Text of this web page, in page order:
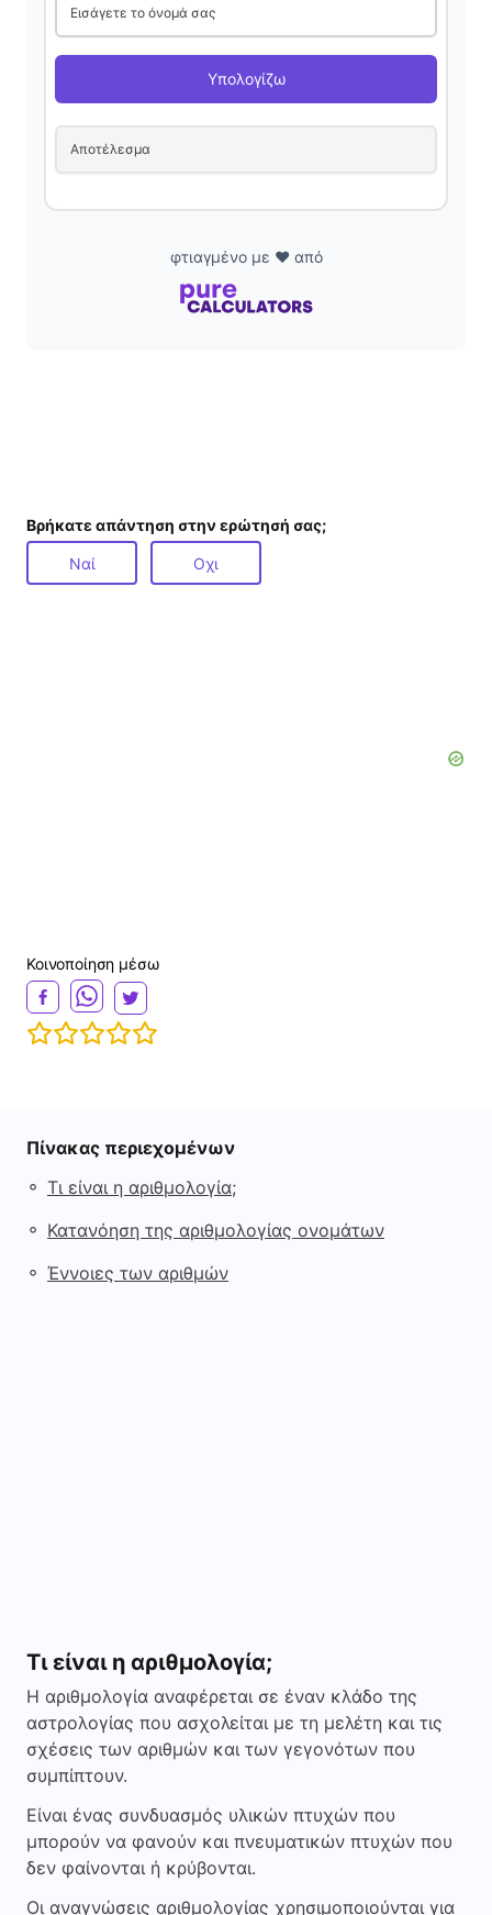
d
e
o
Εισάγετε το όνομά σας
Υπολογίζω
Αποτέλεσμα
φτιαγμένο με ❤️ από
Βρήκατε απάντηση στην ερώτησή σας;
Ναί Οχι
Κοινοποίηση μέσω
Πίνακας περιεχομένων
◦ Τι είναι η αριθμολογία;
◦ Κατανόηση της αριθμολογίας ονομάτων
◦ Έννοιες των αριθμών
Τι είναι η αριθμολογία;
Η αριθμολογία αναφέρεται σε έναν κλάδο της
αστρολογίας που ασχολείται με τη μελέτη και τις
σχέσεις των αριθμών και των γεγονότων που
συμπίπτουν.
Είναι ένας συνδυασμός υλικών πτυχών που
μπορούν να φανούν και πνευματικών πτυχών που
δεν φαίνονται ή κρύβονται.
Οι αναγνώσεις αριθμολογίας χρησιμοποιούνται για